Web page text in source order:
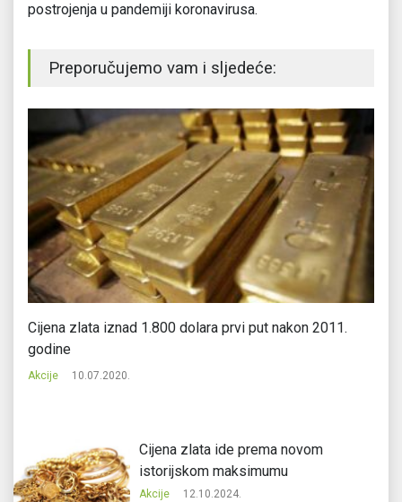
postrojenja u pandemiji koronavirusa.
Preporučujemo vam i sljedeće:
Cijena zlata iznad 1.800 dolara prvi put nakon 2011.
godine
Akcije 10.07.2020.
Cijena zlata ide prema novom
istorijskom maksimumu
Akcije 12.10.2024.